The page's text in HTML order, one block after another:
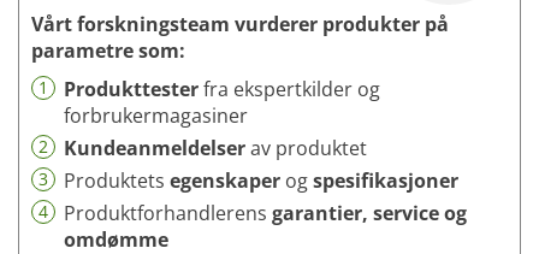
Vårt forskningsteam vurderer produkter på
parametre som:
1 Produkttesterfra ekspertkilder og
forbrukermagasiner
2 Kundeanmeldelserav produktet
3 Produktets egenskaper ogspesifikasjoner
4 Produktforhandlerens garantier, service og
omdømme